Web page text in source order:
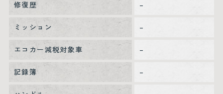
修復歴 –
ミッション –
エコカー減税対象車 –
記録簿 –